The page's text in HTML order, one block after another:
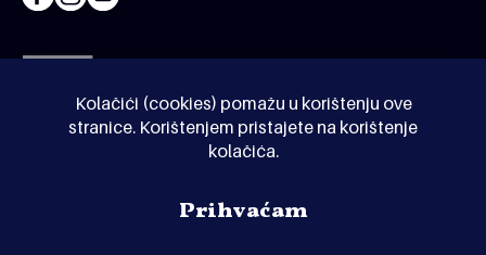
Kolačići (cookies) pomažu u korištenju ove
stranice. Korištenjem pristajete na korištenje
kolačića.
Prihvaćam
© Kinoholik 2026. Kinoholik nije organizator programa.
Organizatori zadržavaju pravo izmjene programa.